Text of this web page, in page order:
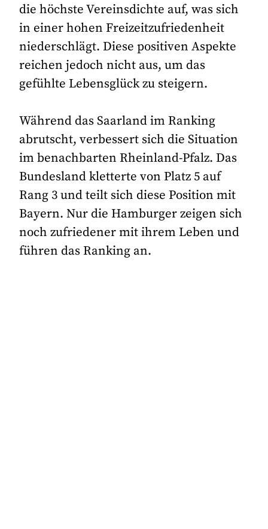
die höchste Vereinsdichte auf, was sich
in einer hohen Freizeitzufriedenheit
niederschlägt. Diese positiven Aspekte
reichen jedoch nicht aus, um das
gefühlte Lebensglück zu steigern.
Während das Saarland im Ranking
abrutscht, verbessert sich die Situation
im benachbarten Rheinland-Pfalz. Das
Bundesland kletterte von Platz 5 auf
Rang 3 und teilt sich diese Position mit
Bayern. Nur die Hamburger zeigen sich
noch zufriedener mit ihrem Leben und
führen das Ranking an.